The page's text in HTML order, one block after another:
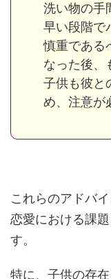
洗い物の手
早い段階で
慎重である
なった後、
子供も彼と
め、注意が
これらのアドバ
恋愛における課
す。
特に、子供の存